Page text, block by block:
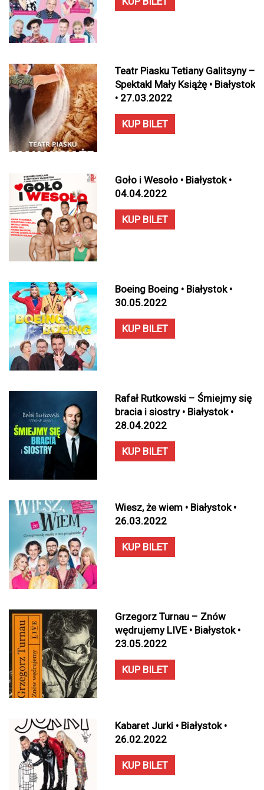
Teatr Piasku Tetiany Galitsyny –
Spektakl Mały Książę • Białystok
• 27.03.2022
KUP BILET
Goło i Wesoło • Białystok •
04.04.2022
KUP BILET
Boeing Boeing • Białystok •
30.05.2022
KUP BILET
Rafał Rutkowski – Śmiejmy się
bracia i siostry • Białystok •
28.04.2022
KUP BILET
Wiesz, że wiem • Białystok •
26.03.2022
KUP BILET
Grzegorz Turnau – Znów
wędrujemy LIVE • Białystok •
23.05.2022
KUP BILET
Kabaret Jurki • Białystok •
26.02.2022
KUP BILET